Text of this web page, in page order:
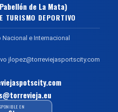
de La Mata)
TURISMO DEPORTIVO
e Internacional
jlopez@torreviejasportscity.com
EN